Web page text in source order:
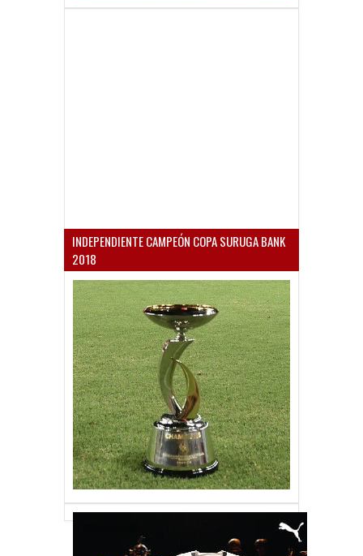
INDEPENDIENTE CAMPEÓN COPA SURUGA BANK
2018